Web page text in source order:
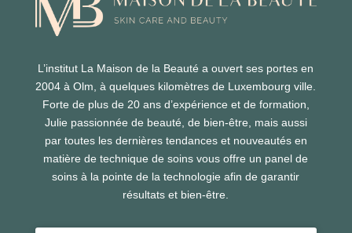
L’institut La Maison de la Beauté a ouvert ses portes en
2004 à Olm, à quelques kilomètres de Luxembourg ville.
Forte de plus de 20 ans d’expérience et de formation,
Julie passionnée de beauté, de bien-être, mais aussi
par toutes les dernières tendances et nouveautés en
matière de technique de soins vous offre un panel de
soins à la pointe de la technologie afin de garantir
résultats et bien-être.